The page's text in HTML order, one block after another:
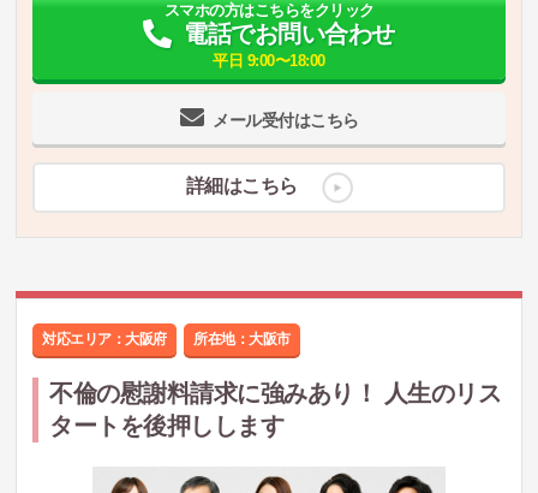
メール受付はこちら
スマホの方はこちらをクリック
電話でお問い合わせ
平日 9:00〜18:00
詳細はこちら
対応エリア：大阪府 所在地： 大阪市
不倫の慰謝料請求に強みあり！ 人生のリス
タートを後押しします